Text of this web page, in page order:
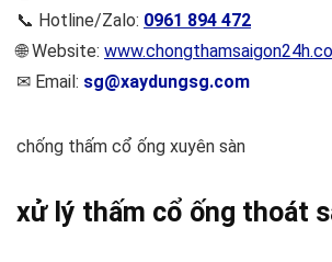
📞 Hotline/Zalo: 0961 894 472
🌐 Website:
✉ Email: sg@xaydungsg.com
chống thấm cổ ống xuyên sàn
xử lý thấm cổ ống thoát